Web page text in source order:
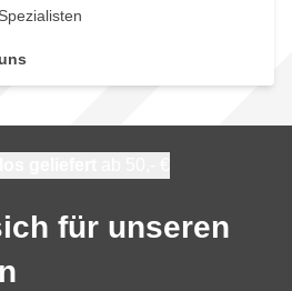
für unseren